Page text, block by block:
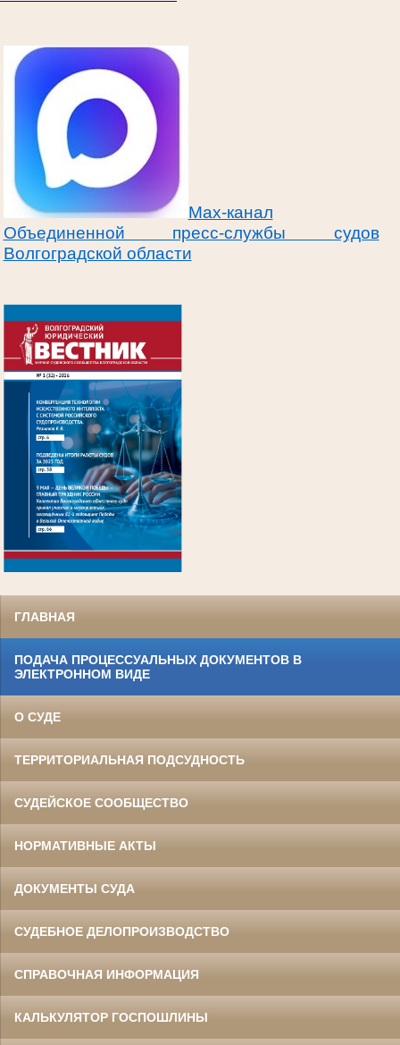
Max-канал
Объединенной пресс-службы судов
Волгоградской области
ГЛАВНАЯ
ПОДАЧА ПРОЦЕССУАЛЬНЫХ ДОКУМЕНТОВ В
ЭЛЕКТРОННОМ ВИДЕ
О СУДЕ
ТЕРРИТОРИАЛЬНАЯ ПОДСУДНОСТЬ
СУДЕЙСКОЕ СООБЩЕСТВО
НОРМАТИВНЫЕ АКТЫ
ДОКУМЕНТЫ СУДА
СУДЕБНОЕ ДЕЛОПРОИЗВОДСТВО
СПРАВОЧНАЯ ИНФОРМАЦИЯ
КАЛЬКУЛЯТОР ГОСПОШЛИНЫ